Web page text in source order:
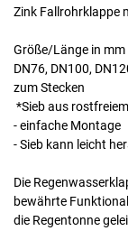
Zink Fallrohrklappe
Größe/Länge in mm
DN76, DN100,
zum Stecken
*Sieb aus
- einfache Montage
- Sieb kann leicht
Die
bewährte
die Regentonne